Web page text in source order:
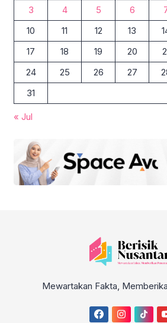
3
4 5 6
10
11 12 13
17
18 19 20
24
25 26 27
31
« Jul
Mewartakan Fakta,